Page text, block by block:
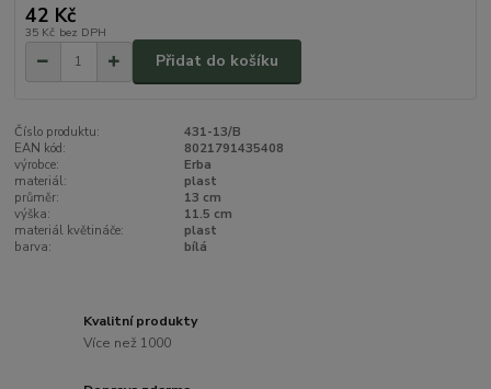
42 Kč
35 Kč bez DPH
Přidat do košíku
Číslo produktu:
431-13/B
EAN kód:
8021791435408
výrobce:
Erba
materiál:
plast
průměr:
13 cm
výška:
11.5 cm
materiál květináče:
plast
barva:
bílá
Kvalitní produkty
Více než 1000